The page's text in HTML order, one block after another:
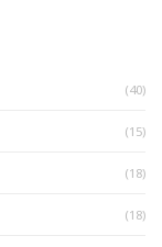
(40)
(15)
(18)
(18)